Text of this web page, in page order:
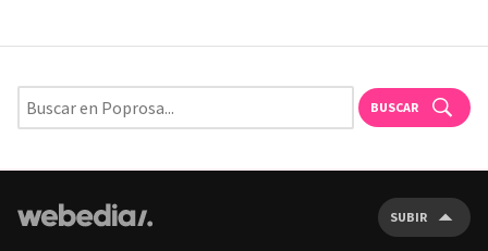
BUSCAR
SUBIR